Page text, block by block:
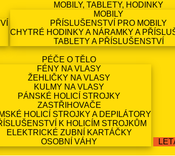
MOBILY, TABLETY, HODINKY
MOBILY
PŘÍSLUŠENSTVÍ PRO MOBILY
CHYTRÉ HODINKY A NÁRAMKY A
TABLETY A PŘÍSLUŠENSTVÍ
PÉČE O TĚLO
FÉNY NA VLASY
ŽEHLIČKY NA VLASY
KULMY NA VLASY
PÁNSKÉ HOLICÍ STROJKY
ZASTŘIHOVAČE
HOLICÍ STROJKY A DEPILÁTORY
K HOLICÍM STROJKŮM
ELEKTRICKÉ ZUBNÍ KARTÁČKY
OSOBNÍ VÁHY